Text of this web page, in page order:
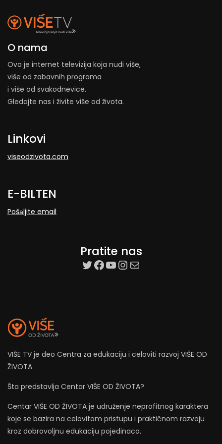
O nama
Ovo je internet televizija koja nudi više,
više od zabavnih programa
i više od svakodnevice.
Gledajte nas i živite više od života.
Linkovi
viseodzivota.com
E-BILTEN
Pošаljite email
Pratite nas
target=”_blank”
Facebook
YouTube
Instagram
Mail
VIŠE TV je deo Centra za edukaciju i celoviti razvoj VIŠE OD
ŽIVOTA
Šta predstavlja Centar VIŠE OD ŽIVOTA?
Centar VIŠE OD ŽIVOTA je udruženje neprofitnog karaktera
koje se bazira na celovitom pristupu i praktičnom razvoju
kroz dobrovoljnu edukaciju pojedinaca.